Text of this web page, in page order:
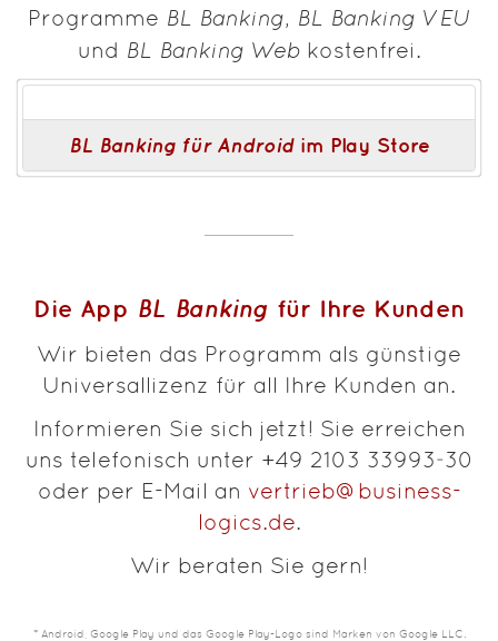
Programme BL Banking, BL Banking VEU
und BL Banking Webkostenfrei.
BL Banking für Androidim Play Store
Die App BL Banking für Ihre Kunden
Wir bieten das Programm als günstige
Universallizenz für all Ihre Kunden an.
Informieren Sie sich jetzt! Sie erreichen
uns telefonisch unter +49 2103 33993‑30
oder per E-Mail an vertrieb@business-
logics.de.
Wir beraten Sie gern!
* Android, Google Play und das Google Play-Logo sind Marken von Google LLC.